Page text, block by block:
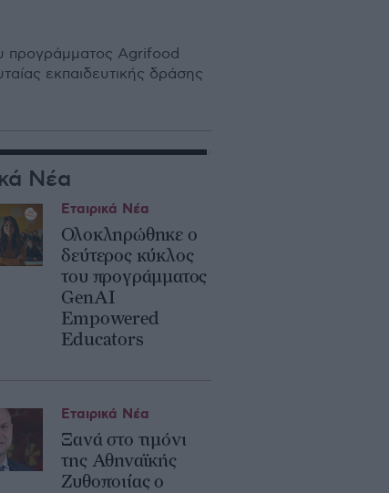
προγράμματος Agrifood
εκπαιδευτικής δράσης
Νέα
Ολοκληρώθηκε ο
δεύτερος κύκλος
του προγράμματος
GenAI
Empowered
Educators
Εταιρικά Νέα
Ξανά στο τιμόνι
της Αθηναϊκής
Ζυθοποιίας ο
Εταιρικά Νέα